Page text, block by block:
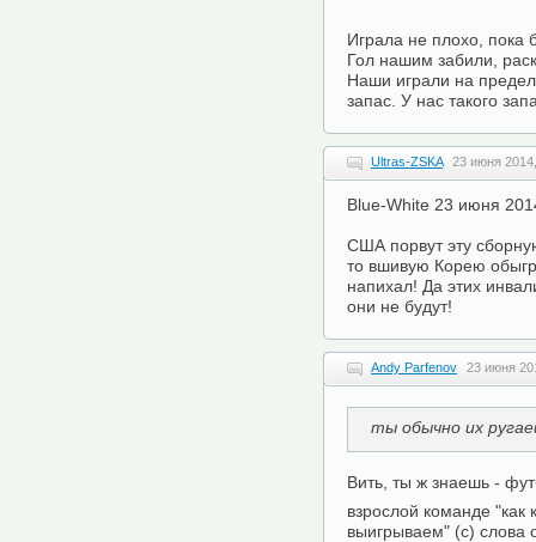
Играла не плохо, пока
Гол нашим забили,
Наши играли на
запас. У нас такого
Ultras-ZSKA 23 июня
Blue-White 23 июня
США порвут эту
то вшивую Корею
напихал! Да этих
они не будут!
Andy Parfenov 23 июня
ты обычно их
Вить, ты ж знаешь -
взрослой команде "как
выигрываем" (с) слова